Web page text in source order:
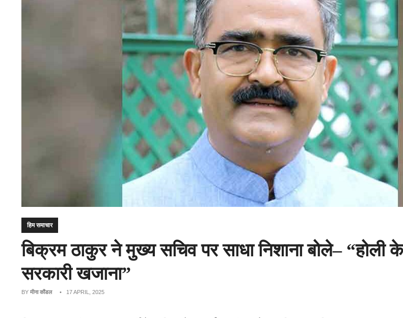
हिम समाचार
बिक्रम ठाकुर ने मुख्य सचिव पर साधा निशाना बोले– “होली
सरकारी खजाना”
BY मीना कौंडल • 17 APRIL, 2025